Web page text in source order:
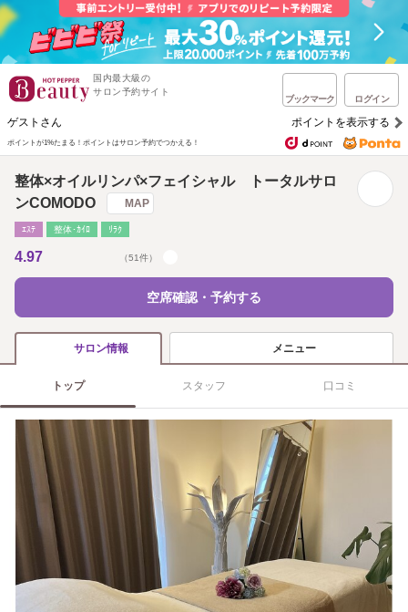
国内最大級の
サロン予約サイト
ブックマーク ログイン
ゲストさん ポイントを表示する
ポイントが1%たまる！ ポイントはサロン予約でつかえる！
整体×オイルリンパ×フェイシャル トータルサロ
ンCOMODO
MAP
ｴｽﾃ 整体･ｶｲﾛ ﾘﾗｸ
4.97 （51件）
空席確認・予約する
サロン情報 メニュー
トップ スタッフ 口コミ